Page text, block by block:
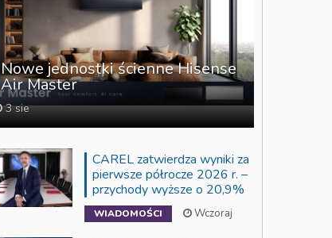
Nowe jednostki ścienne Hisense
Air Master
3 sie
CAREL zatwierdza wyniki za
pierwsze półrocze 2026 r. –
przychody wyższe o 20,9%
WIADOMOŚCI Wczoraj